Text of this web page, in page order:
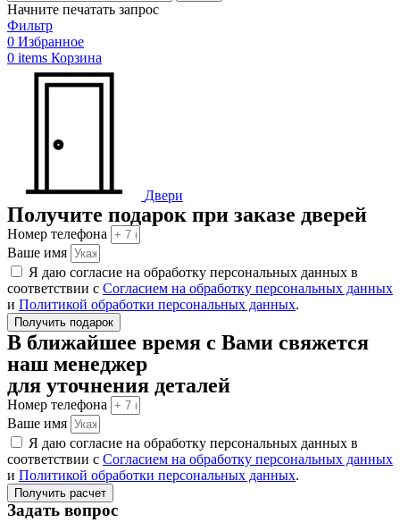
Начните печатать запрос
Фильтр
0 Избранное
0 items Корзина
Двери
Получите подарок при заказе дверей
Номер телефона
Ваше имя
Я даю согласие на обработку персональных данных в
соответствии с Согласием на обработку персональных данных
и Политикой обработки персональных данных.
Получить подарок
В ближайшее время с Вами свяжется
наш менеджер
для уточнения деталей
Номер телефона
Ваше имя
Я даю согласие на обработку персональных данных в
соответствии с Согласием на обработку персональных данных
и Политикой обработки персональных данных.
Получить расчет
Задать вопрос